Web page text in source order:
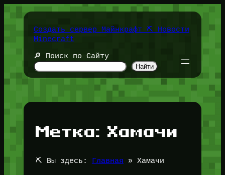
Перейти
содержимомуСоздать сервер Майнкрафт ⛏️ Новости
Minecraft
🔎 Поиск по Сайту
Найти
Метка: Хамачи
⛏️ Вы здесь: Главная » Хамачи